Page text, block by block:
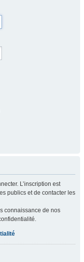
L’inscription est
publics et de contacter les
connaissance de nos